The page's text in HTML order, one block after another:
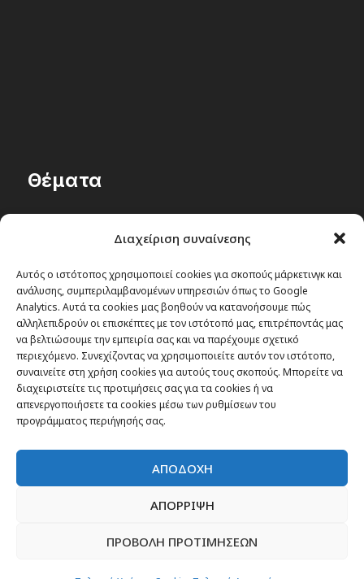
Διαχείριση συναίνεσης
Αυτός ο ιστότοπος χρησιμοποιεί cookies για σκοπούς μάρκετινγκ και
ανάλυσης, συμπεριλαμβανομένων υπηρεσιών όπως το Google
Analytics. Αυτά τα cookies μας βοηθούν να κατανοήσουμε πώς
αλληλεπιδρούν οι επισκέπτες με τον ιστότοπό μας, επιτρέποντάς μας
να βελτιώσουμε την εμπειρία σας και να παρέχουμε σχετικό
περιεχόμενο. Συνεχίζοντας να χρησιμοποιείτε αυτόν τον ιστότοπο,
συναινείτε στη χρήση cookies για αυτούς τους σκοπούς. Μπορείτε να
διαχειριστείτε τις προτιμήσεις σας για τα cookies ή να
απενεργοποιήσετε τα cookies μέσω των ρυθμίσεων του
προγράμματος περιήγησής σας.
ΑΠΟΔΟΧΗ
ΑΠΟΡΡΙΨΗ
ΠΡΟΒΟΛΗ ΠΡΟΤΙΜΗΣΕΩΝ
Θέματα
Passenger στον κόσμο
TRAVEL NEWS
Οργάνωσε το ταξίδι σου
CITY and CULTURE
Newsletter